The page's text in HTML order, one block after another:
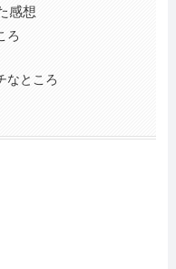
感想
ろ
なところ